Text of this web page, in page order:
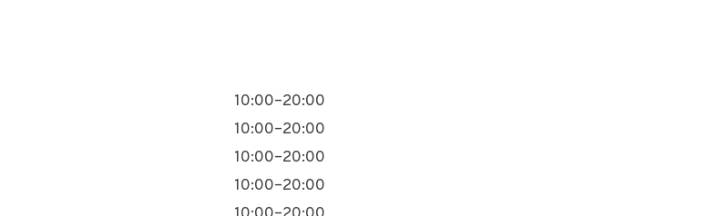
10:00–20:00
10:00–20:00
10:00–20:00
10:00–20:00